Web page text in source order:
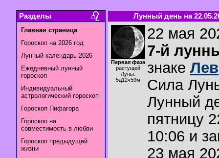
Разделы
Главная страница
Гороскоп на 2026 год
Лунный календарь 2026
Ежедневный лунный
гороскоп
Индивидуальный
астрологический гороскоп
Гороскоп Пифагора
Гороскоп на
совместимость в любви
Гороскоп предыдущей
жизни
Лунный день на
Первая фаза
растущей
Луны.
5д12ч59м
22 мая
7-й
знаке Лев
Сила
Лунный
пятницу
10:06 и
23 мая